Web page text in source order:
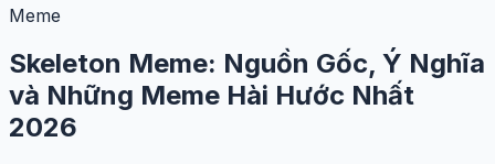
Meme
Skeleton Meme: Nguồn Gốc, Ý Nghĩa
và Những Meme Hài Hước Nhất
2026